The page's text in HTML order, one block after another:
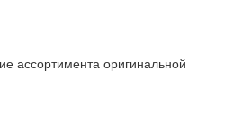
ассортимента оригинальной